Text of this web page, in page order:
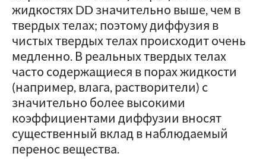
жидкостях DD значительно выше, чем в
твердых телах; поэтому диффузия в
чистых твердых телах происходит очень
медленно. В реальных твердых телах
часто содержащиеся в порах жидкости
(например, влага, растворители) с
значительно более высокими
коэффициентами диффузии вносят
существенный вклад в наблюдаемый
перенос вещества.